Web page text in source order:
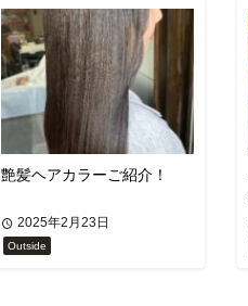
艶髪ヘアカラーご紹介！
2025年2月23日
Outside